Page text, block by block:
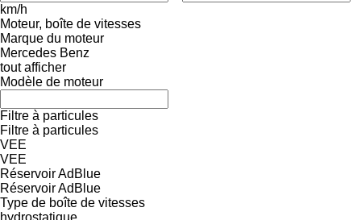
km/h
Moteur, boîte de vitesses
Marque du moteur
Mercedes Benz
tout afficher
Modèle de moteur
Filtre à particules
Filtre à particules
VEE
VEE
Réservoir AdBlue
Réservoir AdBlue
Type de boîte de vitesses
hydrostatique